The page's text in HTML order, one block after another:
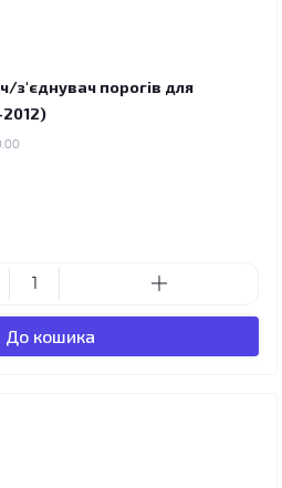
з'єднувач порогів для
До кошика